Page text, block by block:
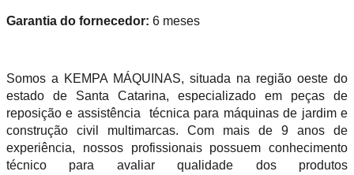
Garantia do fornecedor: 6 meses
Somos a KEMPA MÁQUINAS, situada na região oeste do
estado de Santa Catarina, especializado em peças de
reposição e assistência técnica para máquinas de jardim e
construção civil multimarcas. Com mais de 9 anos de
experiência, nossos profissionais possuem conhecimento
técnico para avaliar qualidade dos produtos